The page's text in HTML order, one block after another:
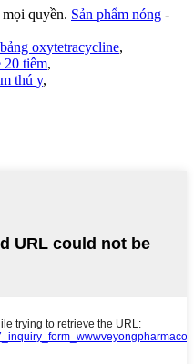
quyền. Sản phẩm nóng -
oxytetracycline,
20 tiêm,
thú y,